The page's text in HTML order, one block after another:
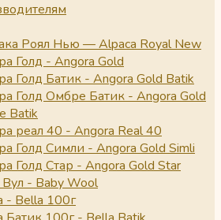
Роял Нью — Alpaca Royal New
Голд - Angora Gold
Голд Батик - Angora Gold Batik
Голд Омбре Батик - Angora Gold
Batik
реал 40 - Angora Real 40
Голд Симли - Angora Gold Simli
Голд Стар - Angora Gold Star
- Baby Wool
- Bella 100г